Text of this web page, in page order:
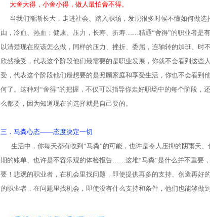
大舍大得，小舍小得，做人最怕舍不得。
当我们渐渐长大，走进社会、踏入职场，发现很多时候不懂如何做选
由，冷血、热血；健康、压力，长寿、折寿……精通“舍得”的职业者是
以清楚现在应该怎么做，同样的压力、挫折、委屈，连轴转的加班、时
欣然接受，代表这个阶段他们最需要的是职业发展，你就不会看到这些
受，代表这个阶段他们最想要的是照顾家庭和享受生活，你也不会看到
何了。这种对“舍得”的把握，不仅可以指导你走好职场中的每个阶段，
么都要，因为知道现在的选择就是自己要的。
三．马粪心态——态度决定一切
生活中，你每天都有收到“马粪”的可能，也许是令人压抑的阴雨天、
期的账单、也许是不容乐观的体检报告……这堆“马粪”是什么并不重要
要！悲观的职业者，在机会里找问题，即使提供再多的支持、创造再好
的职业者，在问题里找机会，即使没有什么支持和条件，他们也能够做